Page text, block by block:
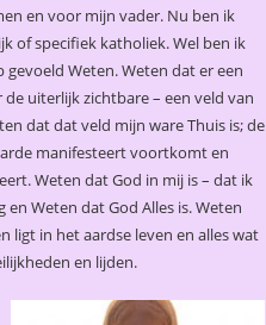
en voor mijn vader. Nu ben ik
of specifiek katholiek. Wel ben ik
gevoeld Weten. Weten dat er een
uiterlijk zichtbare – een veld van
dat dat veld mijn ware Thuis is; de
manifesteert voortkomt en
Weten dat God in mij is – dat ik
Weten dat God Alles is. Weten
ligt in het aardse leven en alles wat
en lijden.